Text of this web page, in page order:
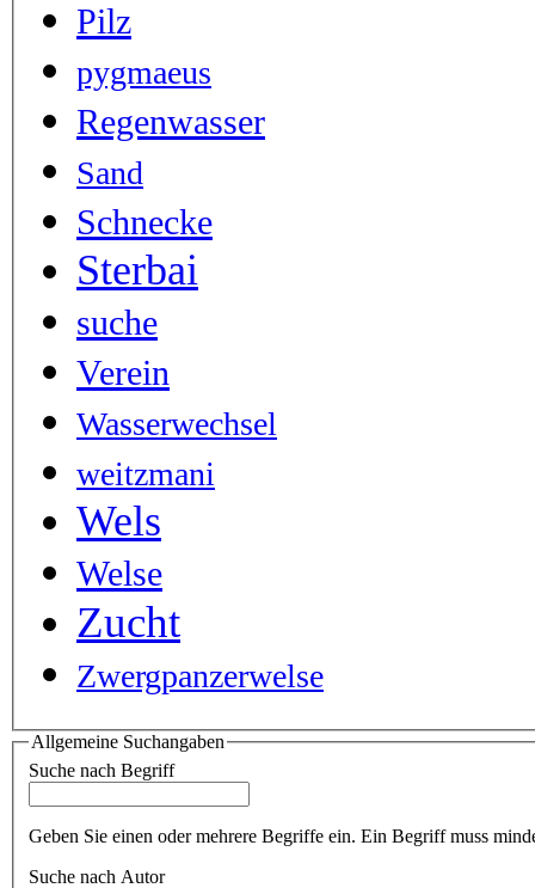
Pilz
pygmaeus
Regenwasser
Sand
Schnecke
Sterbai
suche
Verein
Wasserwechsel
weitzmani
Wels
Welse
Zucht
Zwergpanzerwelse
Allgemeine Suchangaben
Suche nach Begriff
Geben Sie einen oder mehrere Begriffe ein. Ein Begriff muss
Suche nach Autor